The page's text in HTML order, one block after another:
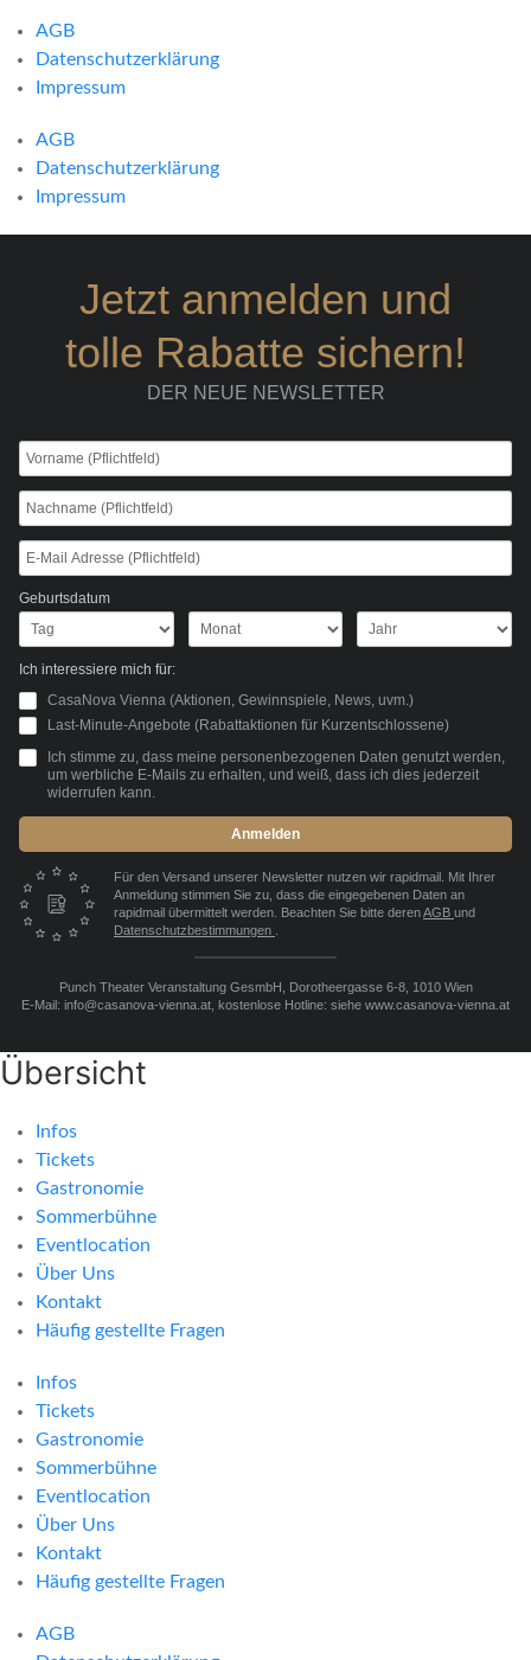
AGB
Datenschutzerklärung
Impressum
AGB
Datenschutzerklärung
Impressum
Jetzt anmelden und
tolle Rabatte sichern!
DER NEUE NEWSLETTER
Geburtsdatum
Ich interessiere mich für:
CasaNova Vienna (Aktionen, Gewinnspiele, News, uvm.)
Last-Minute-Angebote (Rabattaktionen für Kurzentschlossene)
Ich stimme zu, dass meine personenbezogenen Daten genutzt werden,
um werbliche E-Mails zu erhalten, und weiß, dass ich dies jederzeit
widerrufen kann.
Anmelden
Für den Versand unserer Newsletter nutzen wir rapidmail. Mit Ihrer
Anmeldung stimmen Sie zu, dass die eingegebenen Daten an
rapidmail übermittelt werden. Beachten Sie bitte derenAGB und
Datenschutzbestimmungen
Punch Theater Veranstaltung GesmbH, Dorotheergasse 6-8, 1010 Wien
E-Mail: info@casanova-vienna.at, kostenlose Hotline: siehe www.casanova-vienna.at
Übersicht
Infos
Tickets
Gastronomie
Sommerbühne
Eventlocation
Über Uns
Kontakt
Häufig gestellte Fragen
Infos
Tickets
Gastronomie
Sommerbühne
Eventlocation
Über Uns
Kontakt
Häufig gestellte Fragen
AGB